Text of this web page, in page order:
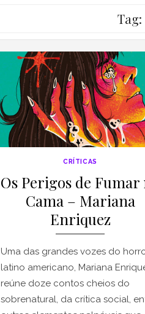
Tag:
CRÍTICAS
Os Perigos de Fumar
Cama – Mariana
Enriquez
Uma das grandes vozes do
latino americano, Mariana
reúne doze contos cheios do
sobrenatural, da crítica social,